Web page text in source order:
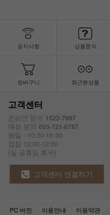
공지사항 상품문의
장바구니 최근본상품
고객센터
온라인 문의 1522-7897
매장 문의 053-721-6787
평일 : 10:30-16:30
점심 12:00-13:00
(일.공휴일 휴무)
고객센터 연결하기
PC 버전 이용안내 이용약관